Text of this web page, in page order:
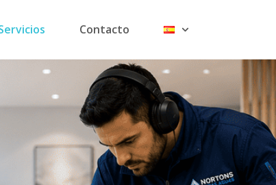
Contacto